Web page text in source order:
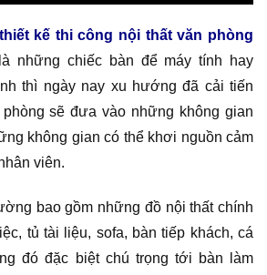
thiết kế thi công nội thất văn phòng
những chiếc bàn để máy tính hay
thì ngày nay xu hướng đã cải tiến
sẽ đưa vào những không gian
không gian có thể khơi nguồn cảm
viên.
bao gồm những đồ nội thất chính
tủ tài liệu, sofa, bàn tiếp khách, cá
đó đặc biệt chú trọng tới bàn làm